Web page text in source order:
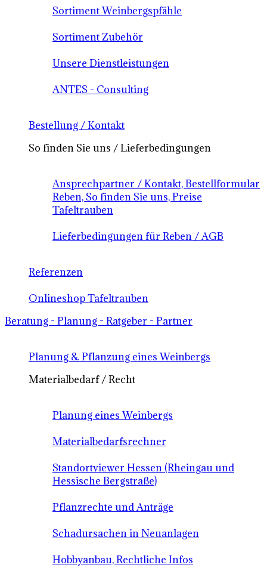
Sortiment Weinbergspfähle
Sortiment Zubehör
Unsere Dienstleistungen
ANTES - Consulting
Bestellung / Kontakt
So finden Sie uns / Lieferbedingungen
Ansprechpartner / Kontakt, Bestellformular
Reben, So finden Sie uns, Preise
Tafeltrauben
Lieferbedingungen für Reben / AGB
Referenzen
Onlineshop Tafeltrauben
Beratung - Planung - Ratgeber - Partner
Planung & Pflanzung eines Weinbergs
Materialbedarf / Recht
Planung eines Weinbergs
Materialbedarfsrechner
Standortviewer Hessen (Rheingau und
Hessische Bergstraße)
Pflanzrechte und Anträge
Schadursachen in Neuanlagen
Hobbyanbau, Rechtliche Infos